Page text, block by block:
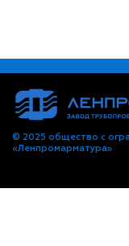
© 2025 общество с
«Ленпромарматура»